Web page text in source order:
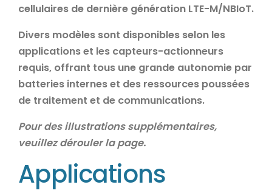
cellulaires de dernière génération LTE-M/NBIoT.
Divers modèles sont disponibles selon les
applications et les capteurs-actionneurs
requis, offrant tous une grande autonomie par
batteries internes et des ressources poussées
de traitement et de communications.
Pour des illustrations supplémentaires,
veuillez dérouler la page.
Applications